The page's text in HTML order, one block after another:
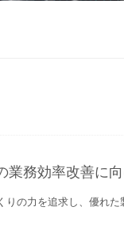
業務効率改善に
りの力を追求し、優れ